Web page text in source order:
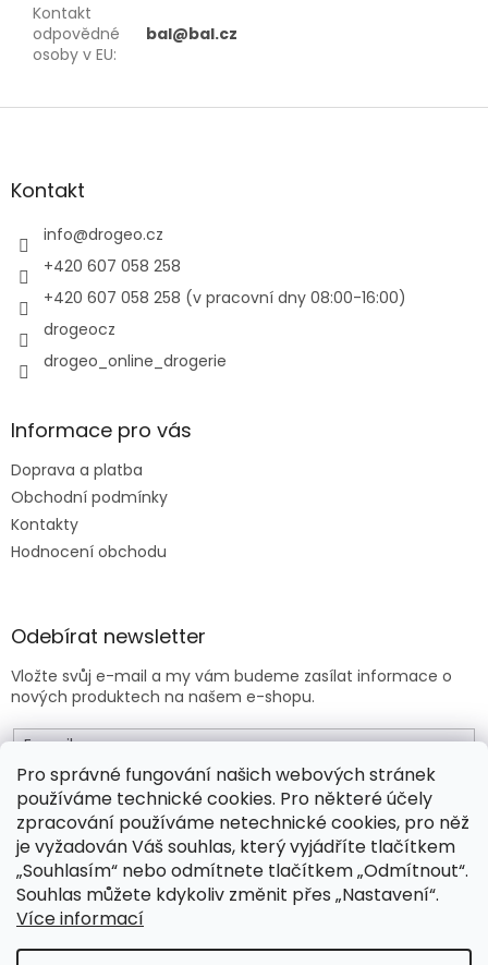
Pro správné fungování našich webových stránek
používáme technické cookies. Pro některé účely
zpracování používáme netechnické cookies, pro něž
je vyžadován Váš souhlas, který vyjádříte tlačítkem
„Souhlasím“ nebo odmítnete tlačítkem „Odmítnout“.
Souhlas můžete kdykoliv změnit přes „Nastavení“.
Více informací
Kontakt
odpovědné
osoby v EU:
bal@bal.cz
Z
aKontakt
info@drogeo.cz
+420 607 058 258
+420 607 058 258 (v pracovní dny 08:00-16:00)
drogeocz
drogeo_online_drogerie
Informace pro vás
Doprava a platba
Obchodní podmínky
Kontakty
Hodnocení obchodu
Odebírat newsletter
Vložte svůj e-mail a my vám budeme zasílat informace o
nových produktech na našem e-shopu.
E-mail
Vložením e-mailu souhlasíte sobchodními podmínkami .
PŘIHLÁSIT SE